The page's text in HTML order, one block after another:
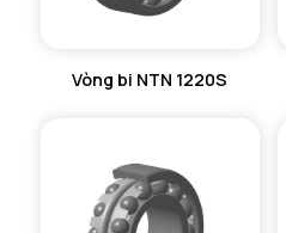
GỐI ĐỠ 2 NỬA NTN
MÁY GIA NHIỆT NTN
Vòng bi NTN 1220S